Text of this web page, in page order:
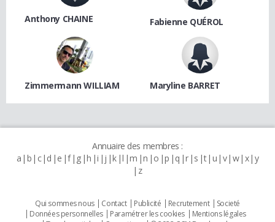
Anthony CHAINE Fabienne QUÉROL
Zimmermann WILLIAM Maryline BARRET
Annuaire des membres :
a b c d e f g h i j k l m n o p q r s t u v w x y
z
Qui sommes nous Contact Publicité Recrutement
Societé
Données personnelles
Paramétrer les cookies
Mentions légales